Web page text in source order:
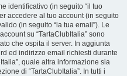
identificativo (in seguito “il tuo
accedere al tuo account (in seguito
(in seguito “la tua email”). Le
su “TartaClubItalia” sono
che ospita il server. In aggiunta
ed indirizzo email richiesti durante
quale altra informazione sia
di “TartaClubItalia”. In tutti i